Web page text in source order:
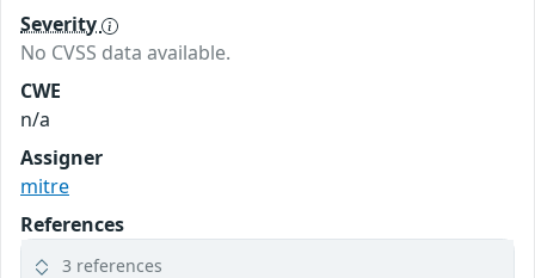
Severity
No CVSS data available.
CWE
n/a
Assigner
mitre
References
3 references